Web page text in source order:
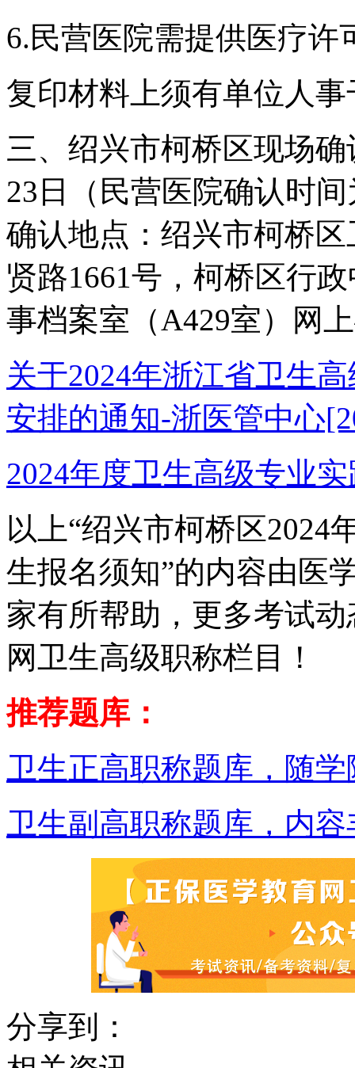
6.民营医院需提供医疗许
复印材料上须有单位人
三、绍兴市柯桥区现场
23日（民营医院确认时
确认地点：绍兴市柯桥
贤路1661号，柯桥区行
事档案室（A429室）网
关于2024年浙江省卫生
安排的通知-浙医管中心
2024年度卫生高级专业
以上“绍兴市柯桥区2024
生报名须知”的内容由医
家有所帮助，更多考试
网卫生高级职称栏目！
推荐题库：
卫生正高职称题库，随
卫生副高职称题库，内
分享到：